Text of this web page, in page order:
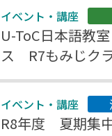
イベント・講座
U-ToC日本語教
ス R7もみじクラ
イベント・講座
R8年度 夏期集